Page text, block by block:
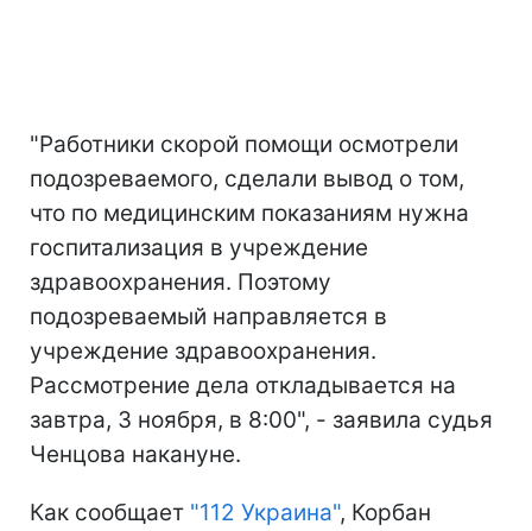
"Работники скорой помощи осмотрели
подозреваемого, сделали вывод о том,
что по медицинским показаниям нужна
госпитализация в учреждение
здравоохранения. Поэтому
подозреваемый направляется в
учреждение здравоохранения.
Рассмотрение дела откладывается на
завтра, 3 ноября, в 8:00", - заявила судья
Ченцова накануне.
Как сообщает "112 Украина", Корбан